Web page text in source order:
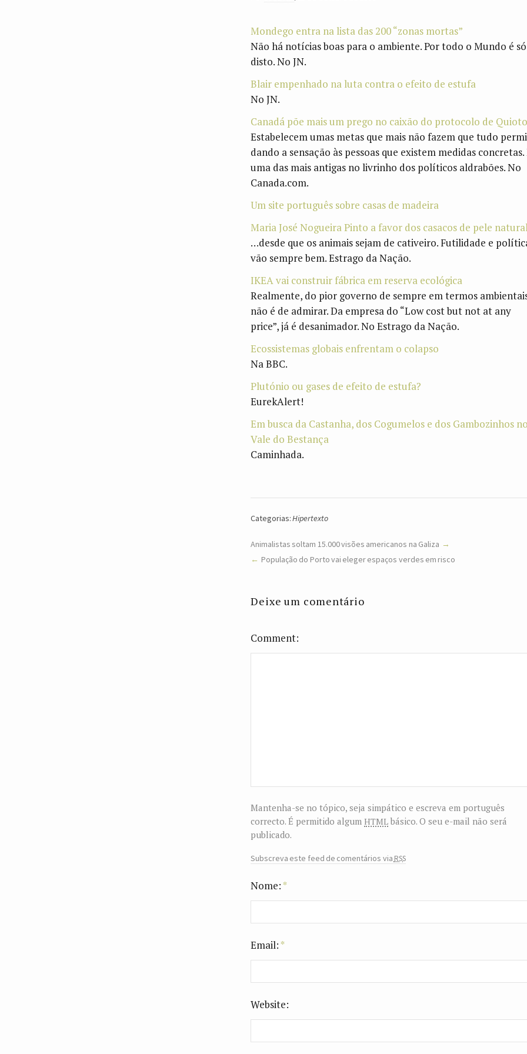
Mondego entra na lista das 200 “zonas mortas”
Não há notícias boas para o ambiente. Por todo o Mundo é só
disto. No JN.
Blair empenhado na luta contra o efeito de estufa
No JN.
Canadá põe mais um prego no caixão do protocolo de Quioto
Estabelecem umas metas que mais não fazem que tudo
dando a sensação às pessoas que existem medidas concretas.
uma das mais antigas no livrinho dos políticos aldrabões. No
Canada.com.
Um site português sobre casas de madeira
Maria José Nogueira Pinto a favor dos casacos de pele
…desde que os animais sejam de cativeiro. Futilidade e
vão sempre bem. Estrago da Nação.
IKEA vai construir fábrica em reserva ecológica
Realmente, do pior governo de sempre em termos
não é de admirar. Da empresa do “Low cost but not at any
price”, já é desanimador. No Estrago da Nação.
Ecossistemas globais enfrentam o colapso
Na BBC.
Plutónio ou gases de efeito de estufa?
EurekAlert!
Em busca da Castanha, dos Cogumelos e dos Gambozinhos
Vale do Bestança
Caminhada.
Categorias:Hipertexto
Animalistas soltam 15.000 visões americanos na Galiza
População do Porto vai eleger espaços verdes em risco
Deixe um comentário
Comment
Mantenha-se no tópico, seja simpático e escreva em português
correcto. É permitido algum htmlbásico. O seu e-mail não será
publicado.
Subscreva este feed de comentários via rss
Nome:*
Email:*
Website: